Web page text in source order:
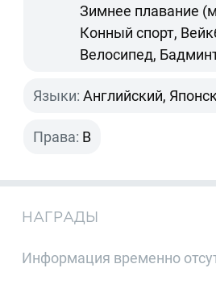
Зимнее плавание
Конный спорт,
Велосипед,
Языки: Английский,
Права: B
НАГРАДЫ
Информация временно